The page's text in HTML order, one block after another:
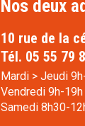
Nos deux
10 rue de la
Tél. 05 55 79
Mardi > Jeudi
Vendredi 9h-19h
Samedi 8h30-